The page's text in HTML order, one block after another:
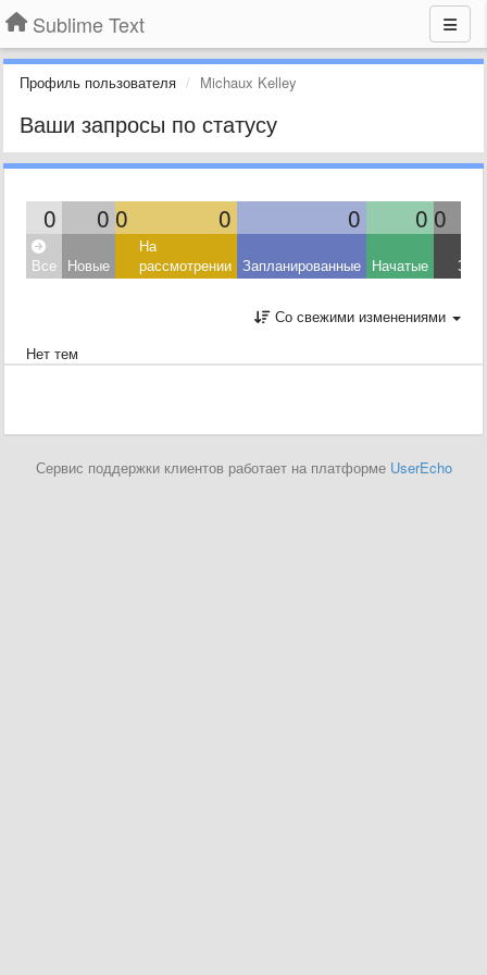
Sublime Text
Профиль пользователя Michaux Kelley
Ваши запросы по статусу
0 0 0 0 0 0 0
Все Новые
На
рассмотрении Запланированные Начатые
Со свежими изменениями
Нет тем
Сервис поддержки клиентов работает на платформе UserEcho